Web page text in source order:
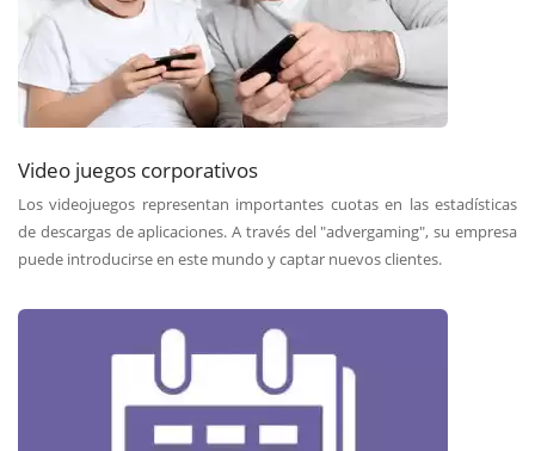
Video juegos corporativos
Los videojuegos representan importantes cuotas en las estadísticas
de descargas de aplicaciones. A través del "advergaming", su empresa
puede introducirse en este mundo y captar nuevos clientes.